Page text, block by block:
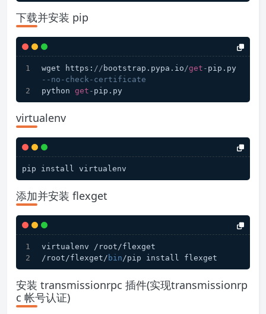
下载并安装 pip
wget https: // bootstrap.pypa.io/get -
--no-check-certificate
python get - pip.py
virtualenv
添加并安装 flexget
virtualenv /root/flexget
/root/flexget/ bin/pip install flexget
安装 transmissionrpc 插件(实现transmissionrp
c 帐号认证)